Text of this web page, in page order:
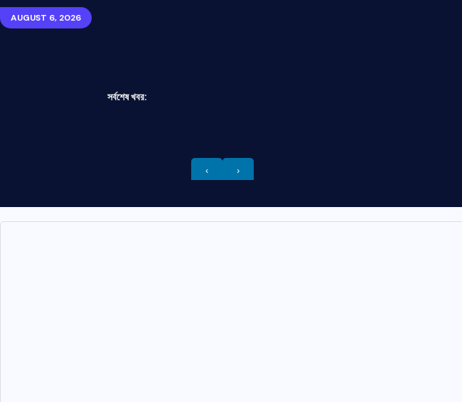
AUGUST 6, 2026
সর্বশেষ খবর:
‹ ›